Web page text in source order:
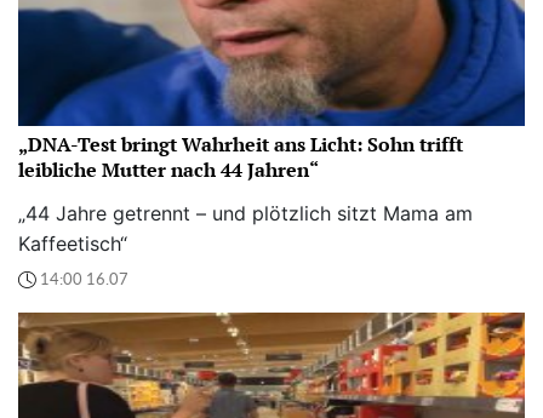
„DNA-Test bringt Wahrheit ans Licht: Sohn trifft
leibliche Mutter nach 44 Jahren“
„44 Jahre getrennt – und plötzlich sitzt Mama am
Kaffeetisch“
14:00 16.07